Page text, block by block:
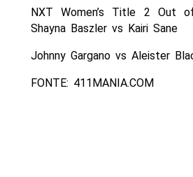
NXT Women’s Title 2 Out
Shayna Baszler vs Kairi Sane
Johnny Gargano vs Aleister
FONTE: 411MANIA.COM